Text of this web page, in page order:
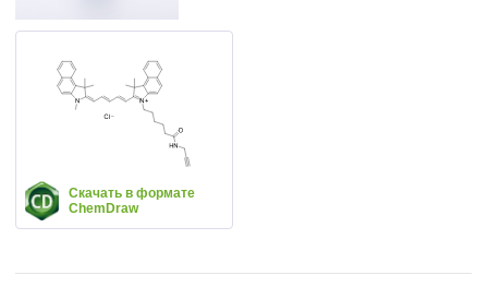
Скачать в формате
ChemDraw